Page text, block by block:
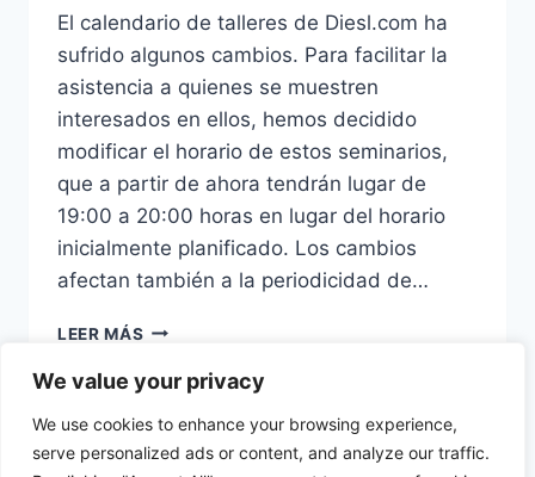
We value your privacy
We use cookies to enhance your browsing experience,
serve personalized ads or content, and analyze our traffic.
El calendario de talleres de Diesl.com ha
sufrido algunos cambios. Para facilitar la
asistencia a quienes se muestren
interesados en ellos, hemos decidido
modificar el horario de estos seminarios,
que a partir de ahora tendrán lugar de
19:00 a 20:00 horas en lugar del horario
inicialmente planificado. Los cambios
afectan también a la periodicidad de…
LEER MÁS CAMBIOS
EL
DE
TALLERES